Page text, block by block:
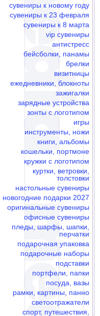
сувениры к новому году
сувениры к 23 февраля
сувениры к 8 марта
vip сувениры
антистресс
бейсболки, панамы
брелки
визитницы
ежедневники, блокноты
зажигалки
зарядные устройства
зонты с логотипом
игры
инструменты, ножи
книги, альбомы
кошельки, портмоне
кружки с логотипом
куртки, ветровки,
толстовки
настольные сувениры
новогодние подарки 2027
оригинальные сувениры
офисные сувениры
пледы, шарфы, шапки,
перчатки
подарочная упаковка
подарочные наборы
подставки
портфели, папки
посуда, вазы
рамки, картины, панно
светоотражатели
спорт, путешествия,